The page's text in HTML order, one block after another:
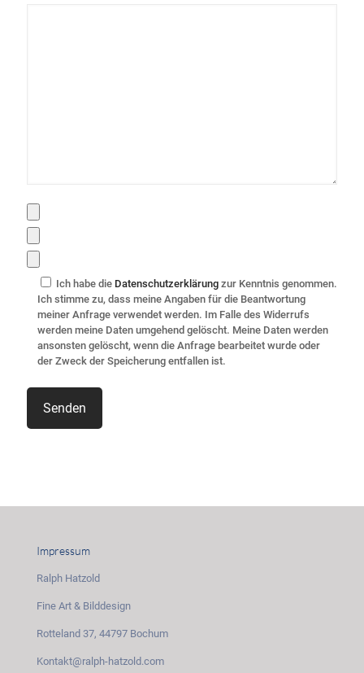
Ich habe die Datenschutzerklärung zur Kenntnis genommen.
Ich stimme zu, dass meine Angaben für die Beantwortung
meiner Anfrage verwendet werden. Im Falle des Widerrufs
werden meine Daten umgehend gelöscht. Meine Daten werden
ansonsten gelöscht, wenn die Anfrage bearbeitet wurde oder
der Zweck der Speicherung entfallen ist.
Impressum
Ralph Hatzold
Fine Art & Bilddesign
Rotteland 37, 44797 Bochum
Kontakt@ralph-hatzold.com